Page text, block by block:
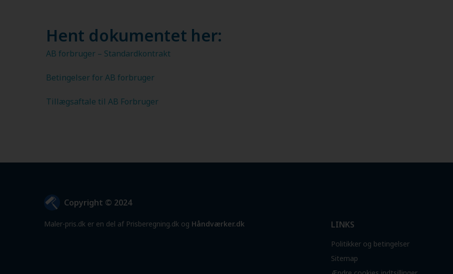
Hent dokumentet her:
AB forbruger – Standardkontrakt
Betingelser for AB forbruger
Tillægsaftale til AB Forbruger
Copyright © 2024
Maler-pris.dk er en del af Prisberegning.dk og Håndværker.dk LINKS
Politikker og betingelser
Sitemap